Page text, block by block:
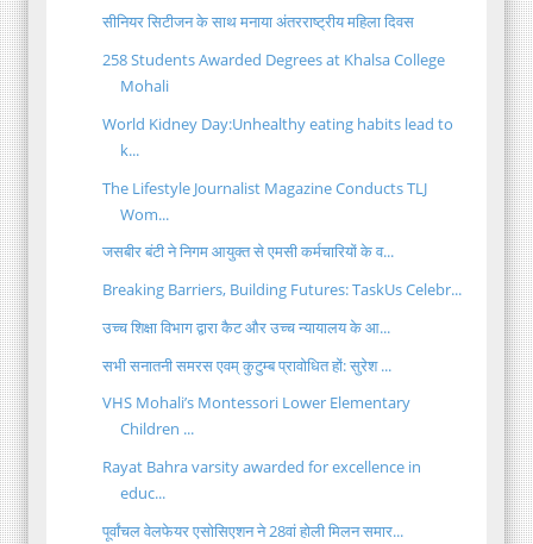
सीनियर सिटीजन के साथ मनाया अंतरराष्ट्रीय महिला दिवस
258 Students Awarded Degrees at Khalsa College
Mohali
World Kidney Day:Unhealthy eating habits lead to
k...
The Lifestyle Journalist Magazine Conducts TLJ
Wom...
जसबीर बंटी ने निगम आयुक्त से एमसी कर्मचारियों के व...
Breaking Barriers, Building Futures: TaskUs Celebr...
उच्च शिक्षा विभाग द्वारा कैट और उच्च न्यायालय के आ...
सभी सनातनी समरस एवम् कुटुम्ब प्रावोधित हों: सुरेश ...
VHS Mohali’s Montessori Lower Elementary
Children ...
Rayat Bahra varsity awarded for excellence in
educ...
पूर्वांचल वेलफेयर एसोसिएशन ने 28वां होली मिलन समार...